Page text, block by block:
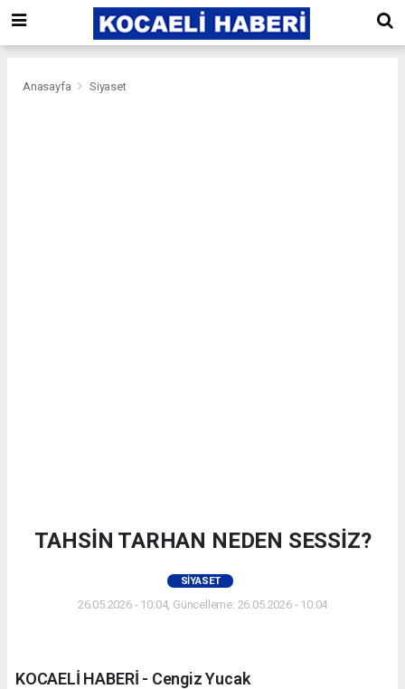
Anasayfa Siyaset
TAHSİN TARHAN NEDEN SESSİZ?
SIYASET
26.05.2026 - 10:04, Güncelleme: 26.05.2026 - 10:04
KOCAELİ HABERİ - Cengiz Yucak